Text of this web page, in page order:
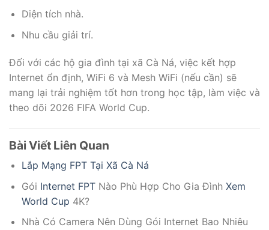
Diện tích nhà.
Nhu cầu giải trí.
Đối với các hộ gia đình tại xã Cà Ná, việc kết hợp
Internet ổn định, WiFi 6 và Mesh WiFi (nếu cần) sẽ
mang lại trải nghiệm tốt hơn trong học tập, làm việc và
theo dõi 2026 FIFA World Cup.
Bài Viết Liên Quan
Lắp Mạng FPT Tại Xã Cà Ná
Gói Internet FPTNào Phù Hợp Cho Gia Đình Xem
World Cup 4K?
Nhà Có Camera Nên Dùng Gói Internet Bao Nhiêu